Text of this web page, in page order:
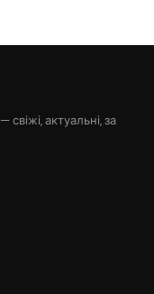
свіжі, актуальні, за